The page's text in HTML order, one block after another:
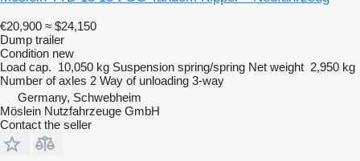
€20,900 ≈ $24,150
Dump trailer
Condition new
Load cap. 10,050 kg Suspension spring/spring Net weight 2,950 kg
Number of axles 2 Way of unloading 3-way
Germany, Schwebheim
Möslein Nutzfahrzeuge GmbH
Contact the seller